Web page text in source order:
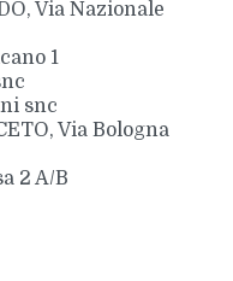
Via Nazionale
1
snc
Via Bologna
2 A/B